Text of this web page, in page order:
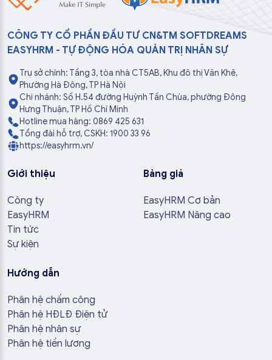
CÔNG TY CỔ PHẦN ĐẦU TƯ CN&TM SOFTDREAMS
EASYHRM - TỰ ĐỘNG HÓA QUẢN TRỊ NHÂN SỰ
Trụ sở chính: Tầng 3, tòa nhà CT5AB, Khu đô thị Văn Khê,
Phường Hà Đông, TP Hà Nội
Chi nhánh: Số H.54 đường Huỳnh Tấn Chùa, phường Đông
Hưng Thuận, TP Hồ Chí Minh
Hotline mua hàng: 0869 425 631
Tổng đài hỗ trợ, CSKH: 1900 33 96
https://easyhrm.vn/
Giới thiệu
Công ty
EasyHRM
Tin tức
Sự kiện
Bảng giá
EasyHRM Cơ bản
EasyHRM Nâng cao
Hướng dẫn
Phân hệ chấm công
Phân hệ HĐLĐ Điện tử
Phân hệ nhân sự
Phân hệ tiền lương